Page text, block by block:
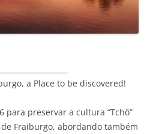
a Place to be discovered!
para preservar a cultura “Tchô”
de Fraiburgo, abordando também